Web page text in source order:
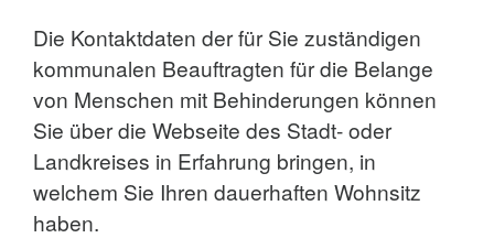
Die Kontaktdaten der für Sie zuständigen
kommunalen Beauftragten für die Belange
von Menschen mit Behinderungen können
Sie über die Webseite des Stadt- oder
Landkreises in Erfahrung bringen, in
welchem Sie Ihren dauerhaften Wohnsitz
haben.